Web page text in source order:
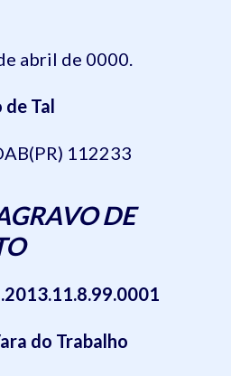
abril de 0000.
Tal
112233
DE
do Trabalho